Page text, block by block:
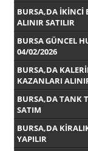
BURSA,DA İKİNCİ
ALINIR SATILIR
BURSA GÜNCEL
04/02/2026
BURSA,DA
KAZANLARI
BURSA,DA TANK
SATIM
BURSA,DA
YAPILIR